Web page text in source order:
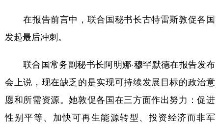
在报告前言中，联合国秘书长古特雷斯敦促各国
发起最后冲刺。
联合国常务副秘书长阿明娜·穆罕默德在报告发布
会上说，现在缺乏的是实现可持续发展目标的政治意
愿和所需资源。她敦促各国在三方面作出努力：促进
性别平等、加快可再生能源转型、投资经济而非军